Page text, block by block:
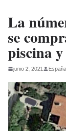
La
se
piscina
junio 2, 2021